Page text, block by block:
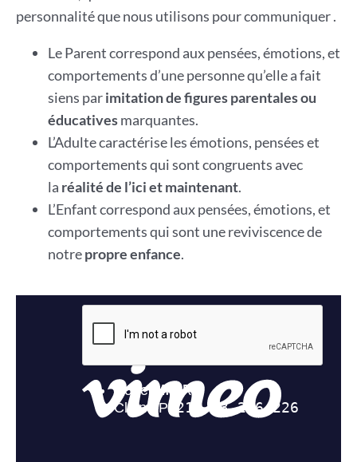
personnalité que nous utilisons pour communiquer .
Le Parent correspond aux pensées, émotions, et
comportements d’une personne qu’elle a fait
siens parimitation de figures parentales ou
éducativesmarquantes.
L’Adulte caractérise les émotions, pensées et
comportements qui sont congruents avec
la réalité de l’ici et maintenant.
L’Enfant correspond aux pensées, émotions, et
comportements qui sont une reviviscence de
notrepropre enfance.